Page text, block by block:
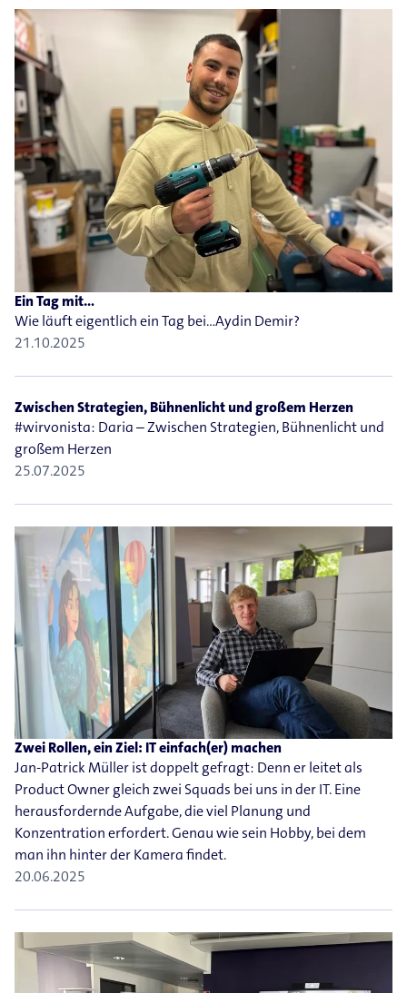
Ein Tag mit...
Wie läuft eigentlich ein Tag bei…Aydin Demir?
21.10.2025
Zwischen Strategien, Bühnenlicht und großem Herzen
#wirvonista: Daria – Zwischen Strategien, Bühnenlicht und
großem Herzen
25.07.2025
Zwei Rollen, ein Ziel: IT einfach(er) machen
Jan-​Patrick Müller ist doppelt gefragt: Denn er leitet als
Product Owner gleich zwei Squads bei uns in der IT. Eine
herausfordernde Aufgabe, die viel Planung und
Konzentration erfordert. Genau wie sein Hobby, bei dem
man ihn hinter der Kamera findet.
20.06.2025